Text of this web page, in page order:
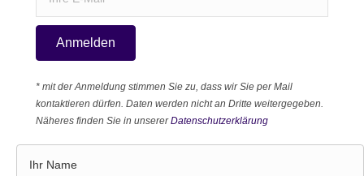
Anmelden
* mit der Anmeldung stimmen Sie zu, dass wir Sie per Mail
kontaktieren dürfen. Daten werden nicht an Dritte weitergegeben.
Näheres finden Sie in unsererDatenschutzerklärung